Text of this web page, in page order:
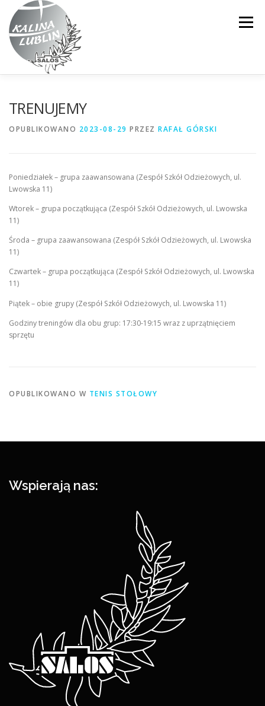
Przejdź
treści
Menu
AKTUALNOŚCI
TRENUJEMY
OPUBLIKOWANO 2023-08-29 PRZEZ RAFAŁ GÓRSKI
Poniedziałek – grupa zaawansowana (Zespół Szkół Odzieżowych, ul.
Lwowska 11)
Wtorek – grupa początkująca (Zespół Szkół Odzieżowych, ul. Lwowska
11)
Środa – grupa zaawansowana (Zespół Szkół Odzieżowych, ul. Lwowska
11)
Czwartek – grupa początkująca (Zespół Szkół Odzieżowych, ul. Lwowska
11)
Piątek – obie grupy (Zespół Szkół Odzieżowych, ul. Lwowska 11)
Godziny treningów dla obu grup: 17:30-19:15 wraz z uprzątnięciem
sprzętu
OPUBLIKOWANO W TENIS STOŁOWY
Wspierają nas: